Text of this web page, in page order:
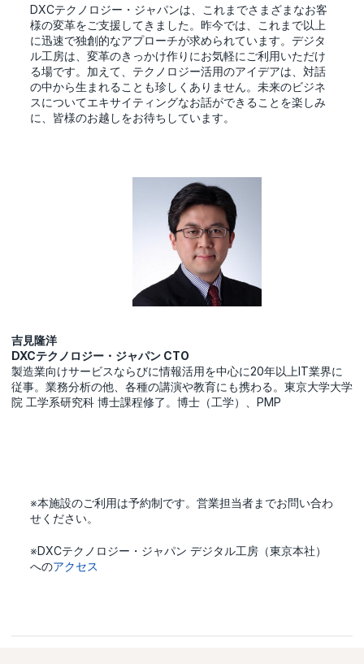
DXCテクノロジー・ジャパンは、これまでさまざまなお客
様の変革をご支援してきました。昨今では、これまで以上
に迅速で独創的なアプローチが求められています。デジタ
ル工房は、変革のきっかけ作りにお気軽にご利用いただけ
る場です。加えて、テクノロジー活用のアイデアは、対話
の中から生まれることも珍しくありません。未来のビジネ
スについてエキサイティングなお話ができることを楽しみ
に、皆様のお越しをお待ちしています。
吉見隆洋
DXCテクノロジー・ジャパン CTO
製造業向けサービスならびに情報活用を中心に20年以上IT業界に
従事。業務分析の他、各種の講演や教育にも携わる。東京大学大学
院 工学系研究科 博士課程修了。博士（工学）、PMP
※本施設のご利用は予約制です。営業担当者までお問い合わ
せください。
※DXCテクノロジー・ジャパン デジタル工房（東京本社）
へのアクセス